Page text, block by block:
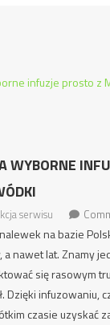
WYBORNE
serwisu
na bazie
a nawet lat. Znamy
się rasowym
Dzięki infuzowaniu,
czasie uzyskać